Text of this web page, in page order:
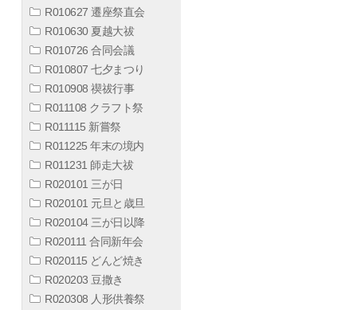
R010627 遷座祭直会
R010630 夏越大祓
R010726 合同会議
R010807 七夕まつり
R010908 禊祓行事
R011108 クラフト祭
R011115 新嘗祭
R011225 年末の境内
R011231 師走大祓
R020101 三が日
R020101 元旦と歳旦
R020104 三が日以降
R020111 合同新年会
R020115 どんど焼き
R020203 豆撒き
R020308 人形供養祭